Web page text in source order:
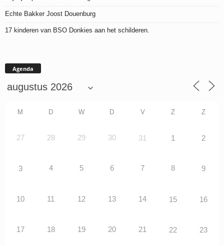
Echte Bakker Joost Douenburg
17 kinderen van BSO Donkies aan het schilderen.
Agenda
M D W D V Z Z
27 28 29 30 31 1 2
3 4 5 6 7 8 9
10 11 12 13 14 15 16
17 18 19 20 21 22 23